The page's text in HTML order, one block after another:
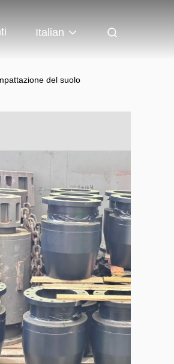
Italian
del suolo